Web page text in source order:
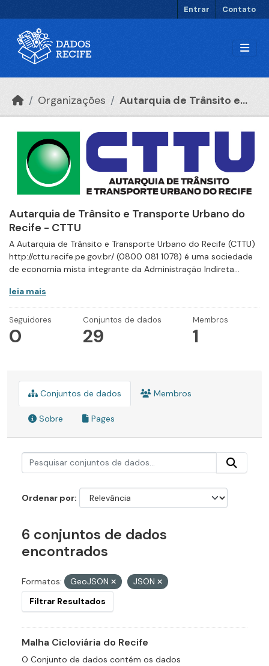
Entrar Contato
Organizações Autarquia de Trânsito e...
Autarquia de Trânsito e Transporte Urbano do
Recife - CTTU
A Autarquia de Trânsito e Transporte Urbano do Recife (CTTU)
http://cttu.recife.pe.gov.br/ (0800 081 1078) é uma sociedade
de economia mista integrante da Administração Indireta...
leia mais
Seguidores
0
Conjuntos de dados
29
Membros
1
Conjuntos de dados Membros
Sobre Pages
Ordenar por
6 conjuntos de dados
encontrados
Formatos: GeoJSON
JSON
Filtrar Resultados
Malha Cicloviária do Recife
O Conjunto de dados contém os dados